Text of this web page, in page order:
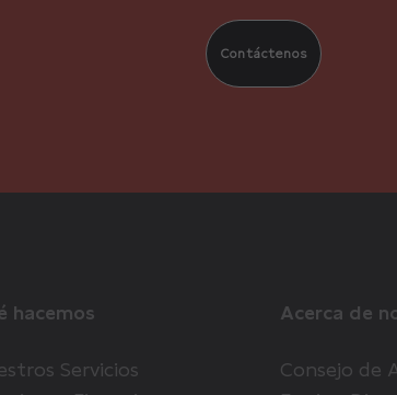
Contáctenos
hacemos
Servicios
Acerca de
Consejo de